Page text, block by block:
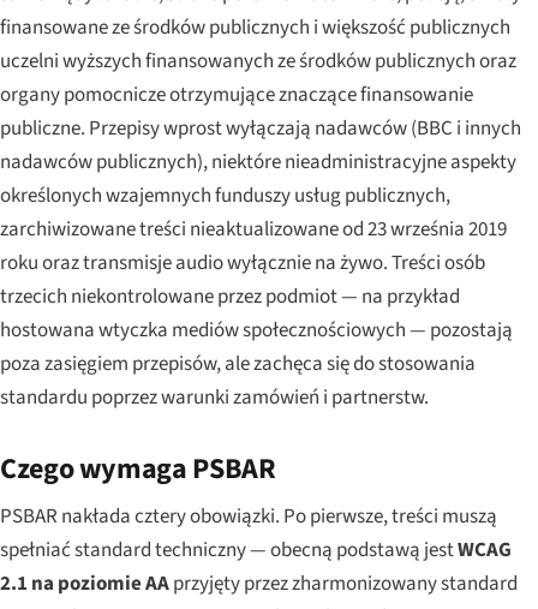
finansowane ze środków publicznych i większość publicznych
uczelni wyższych finansowanych ze środków publicznych oraz
organy pomocnicze otrzymujące znaczące finansowanie
publiczne. Przepisy wprost wyłączają nadawców (BBC i innych
nadawców publicznych), niektóre nieadministracyjne aspekty
określonych wzajemnych funduszy usług publicznych,
zarchiwizowane treści nieaktualizowane od 23 września 2019
roku oraz transmisje audio wyłącznie na żywo. Treści osób
trzecich niekontrolowane przez podmiot — na przykład
hostowana wtyczka mediów społecznościowych — pozostają
poza zasięgiem przepisów, ale zachęca się do stosowania
standardu poprzez warunki zamówień i partnerstw.
Czego wymaga PSBAR
PSBAR nakłada cztery obowiązki. Po pierwsze, treści muszą
spełniać standard techniczny — obecną podstawą jestWCAG
2.1 na poziomie AAprzyjęty przez zharmonizowany standard